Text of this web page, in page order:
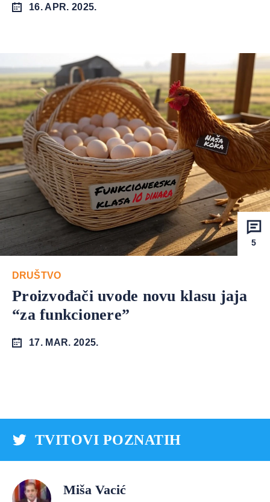
16. APR. 2025.
5
DRUŠTVO
Proizvođači uvode novu klasu jaja
“za funkcionere”
17. MAR. 2025.
TVITOVI POZNATIH
Miša Vacić